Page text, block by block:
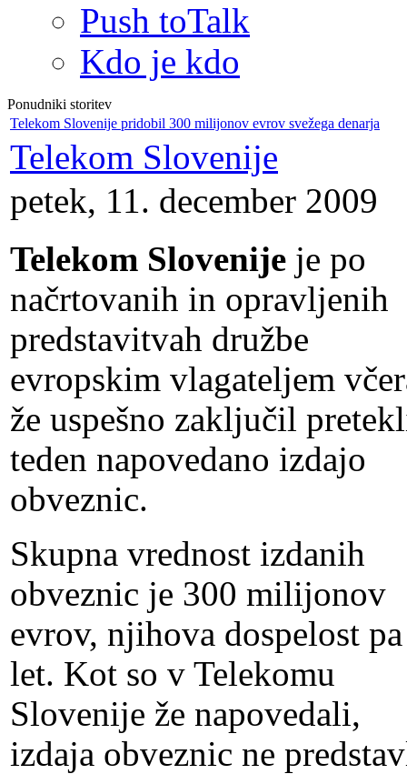
Push toTalk
Kdo je kdo
Ponudniki storitev
Telekom Slovenije pridobil 300 milijonov evrov svežega denarja
Telekom Slovenije
petek, 11. december 2009
Telekom Slovenije je po
načrtovanih in opravljenih
predstavitvah družbe
evropskim vlagateljem
že uspešno zaključil
teden napovedano izdajo
obveznic.
Skupna vrednost izdanih
obveznic je 300 milijonov
evrov, njihova dospelost
let. Kot so v Telekomu
Slovenije že napovedali,
izdaja obveznic ne